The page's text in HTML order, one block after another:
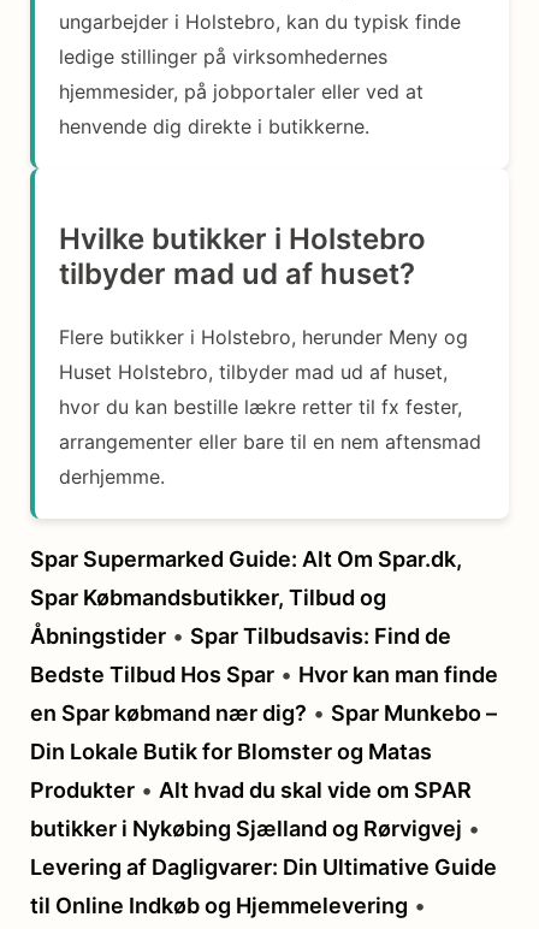
ungarbejder i Holstebro, kan du typisk finde
ledige stillinger på virksomhedernes
hjemmesider, på jobportaler eller ved at
henvende dig direkte i butikkerne.
Hvilke butikker i Holstebro
tilbyder mad ud af huset?
Flere butikker i Holstebro, herunder Meny og
Huset Holstebro, tilbyder mad ud af huset,
hvor du kan bestille lækre retter til fx fester,
arrangementer eller bare til en nem aftensmad
derhjemme.
Spar Supermarked Guide: Alt Om Spar.dk,
Spar Købmandsbutikker, Tilbud og
Åbningstider • Spar Tilbudsavis: Find de
Bedste Tilbud Hos Spar • Hvor kan man finde
en Spar købmand nær dig? • Spar Munkebo –
Din Lokale Butik for Blomster og Matas
Produkter • Alt hvad du skal vide om SPAR
butikker i Nykøbing Sjælland og Rørvigvej •
Levering af Dagligvarer: Din Ultimative Guide
til Online Indkøb og Hjemmelevering •